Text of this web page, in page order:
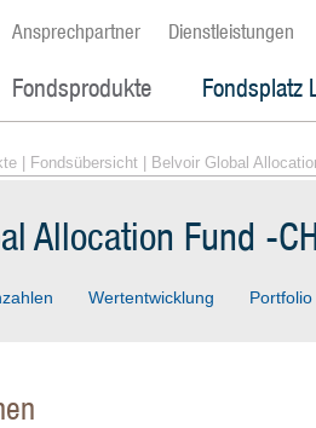
Ansprechpartner Dienstleistungen
Fondsprodukte Fondsplatz
Fondsübersicht | Belvoir Global
Allocation Fund -
Wertentwicklung Portfolio